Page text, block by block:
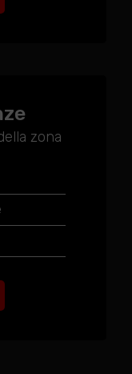
zona